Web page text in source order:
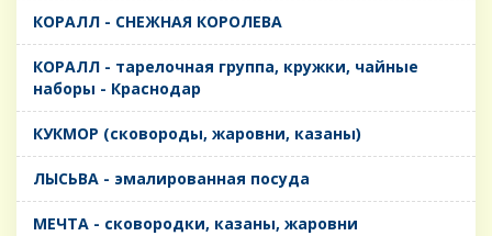
КОРАЛЛ - СНЕЖНАЯ КОРОЛЕВА
КОРАЛЛ - тарелочная группа, кружки, чайные
наборы - Краснодар
КУКМОР (сковороды, жаровни, казаны)
ЛЫСЬВА - эмалированная посуда
МЕЧТА - сковородки, казаны, жаровни